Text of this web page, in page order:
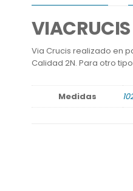
Via Crucis realizado en
Calidad 2N. Para otro
Medidas